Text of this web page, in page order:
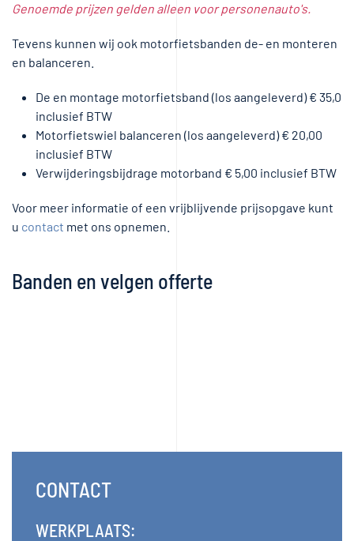
Genoemde prijzen gelden alleen voor personenauto's.
Tevens kunnen wij ook motorfietsbanden de- en monteren
en balanceren.
De en montage motorfietsband (los aangeleverd) € 35,0
inclusief BTW
Motorfietswiel balanceren (los aangeleverd) € 20,00
inclusief BTW
Verwijderingsbijdrage motorband € 5,00 inclusief BTW
Voor meer informatie of een vrijblijvende prijsopgave kunt
u contact met ons opnemen.
Banden en velgen offerte
CONTACT
WERKPLAATS: